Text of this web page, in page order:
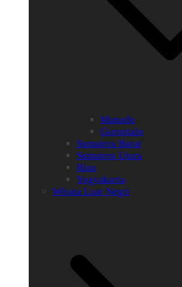
Manado
Gorontalo
Sumatera Barat
Sumatera Utara
Riau
Yogyakarta
Wisata Luar Negri